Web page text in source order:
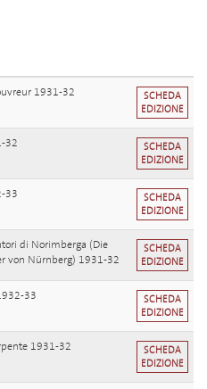
1931-32
SCHEDA
EDIZIONE
32
SCHEDA
EDIZIONE
33
SCHEDA
EDIZIONE
di Norimberga (Die
von Nürnberg) 1931-32
SCHEDA
EDIZIONE
33
SCHEDA
EDIZIONE
1931-32
SCHEDA
EDIZIONE